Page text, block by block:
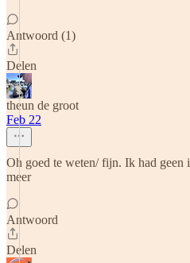
Antwoord (1)
Delen
theun de groot
Feb 22
Oh goed te weten/ fijn. Ik had
meer
Antwoord
Delen